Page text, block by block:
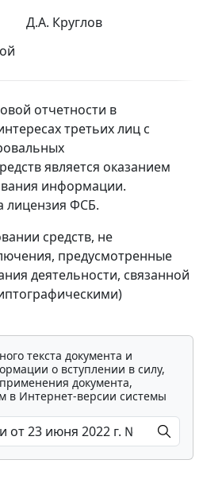
Д.А. Круглов
отчетности в
третьих лиц с
является оказанием
информации.
лицензия ФСБ.
средств, не
предусмотренные
деятельности, связанной
текста документа и
о вступлении в силу,
документа,
в Интернет-версии системы